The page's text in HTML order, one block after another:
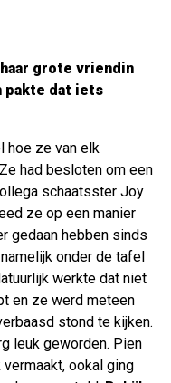
grote vriendin
pakte dat iets
hoe ze van elk
had besloten om een
schaatsster Joy
ze op een manier
gedaan hebben sinds
onder de tafel
werkte dat niet
en ze werd meteen
stond te kijken.
leuk geworden. Pien
ookal ging